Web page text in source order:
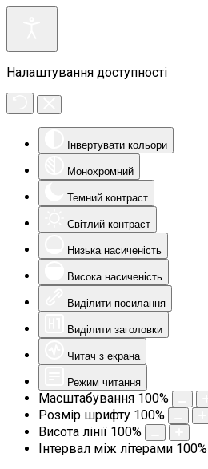
Налаштування доступності
Інвертувати кольори
Монохромний
Темний контраст
Світлий контраст
Низька насиченість
Висока насиченість
Виділити посилання
Виділити заголовки
Читач з екрана
Режим читання
Масштабування 100%
Розмір шрифту 100%
Висота лінії 100%
Інтервал між літерами 100%